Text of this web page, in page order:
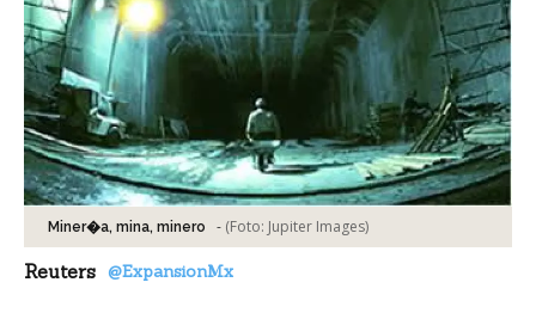
Miner�a, mina, minero - (Foto: Jupiter Images)
Reuters @ExpansionMx